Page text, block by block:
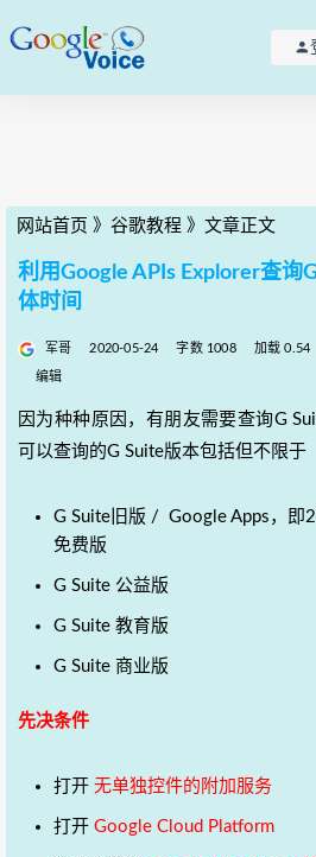
网站首页 》 谷歌教程 》 文章正文
利用Google APIs Explorer查询
体时间
军哥 2020-05-24 字数 1008 加载 0.54
编辑
因为种种原因，有朋友需要查询G
可以查询的G Suite版本包括但不限于
G Suite旧版 / Google Apps，即
免费版
G Suite 公益版
G Suite 教育版
G Suite 商业版
先决条件
打开 无单独控件的附加服务
打开 Google Cloud Platform